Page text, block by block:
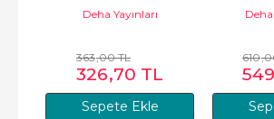
Sepete Ekle
Deha Yayınları
363,00TL
326,70 TL
610
549